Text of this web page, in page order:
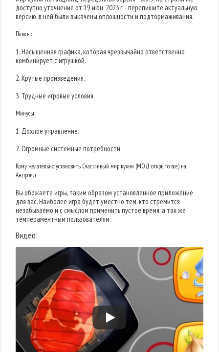
доступно уточнение от 19 июн. 2023 г. - перепишите актуальную
версию, в ней были выкачены оплошности и подтормаживания.
Плюсы:
1. Насыщенная графика, которая чрезвычайно ответственно
комбинирует с игрушкой.
2. Крутые произведения.
3. Трудные игровые условия.
Минусы:
1. Дохлое управление.
2. Огромные системные потребности.
Кому желательно установить Счастливый мир кухни (МОД открыто все) на
Андроид
Вы обожаете игры, таким образом установленное приложение
для вас. Наиболее игра будет уместно тем, кто стремится
незабываемо и с смыслом применить пустое время, а так же
темпераментным пользователям.
Видео: